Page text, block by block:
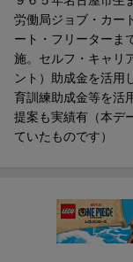
労働局ジョブ・カー
ート・フリーターま
施。セルフ・キャリ
ント）助成金を活用
育訓練助成金等を活
提案も実績有（本デ
ていたものです）